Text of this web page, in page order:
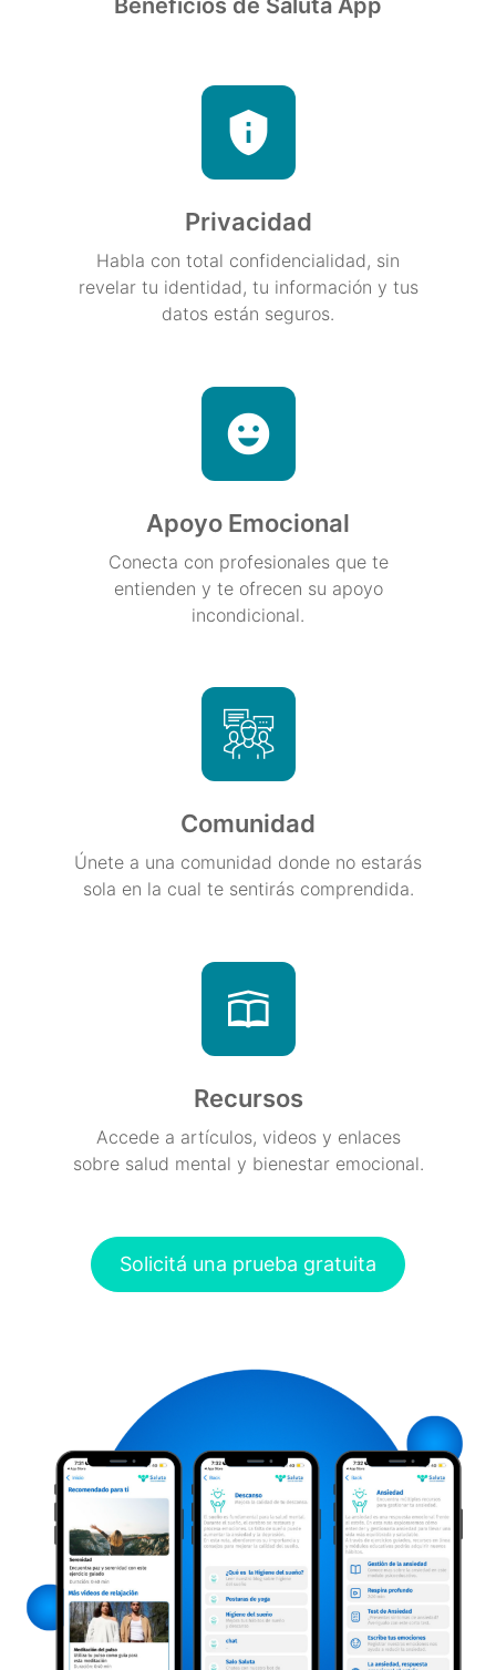
Beneficios de Saluta App
Privacidad
Habla con total confidencialidad, sin
revelar tu identidad, tu información y tus
datos están seguros.
Apoyo Emocional
Conecta con profesionales que te
entienden y te ofrecen su apoyo
incondicional.
Comunidad
Únete a una comunidad donde no estarás
sola en la cual te sentirás comprendida.
Recursos
Accede a artículos, videos y enlaces
sobre salud mental y bienestar emocional.
Solicitá una prueba gratuita